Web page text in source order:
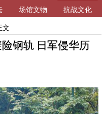
场馆文物 抗战文化
文
钢轨 日军侵华历